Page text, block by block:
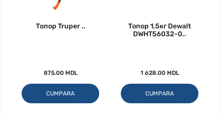
Топор Truper ..
875.00 MDL
CUMPARA
Топор 1,5кг Dewalt
DWHT56032-0..
1 628.00 MDL
CUMPARA